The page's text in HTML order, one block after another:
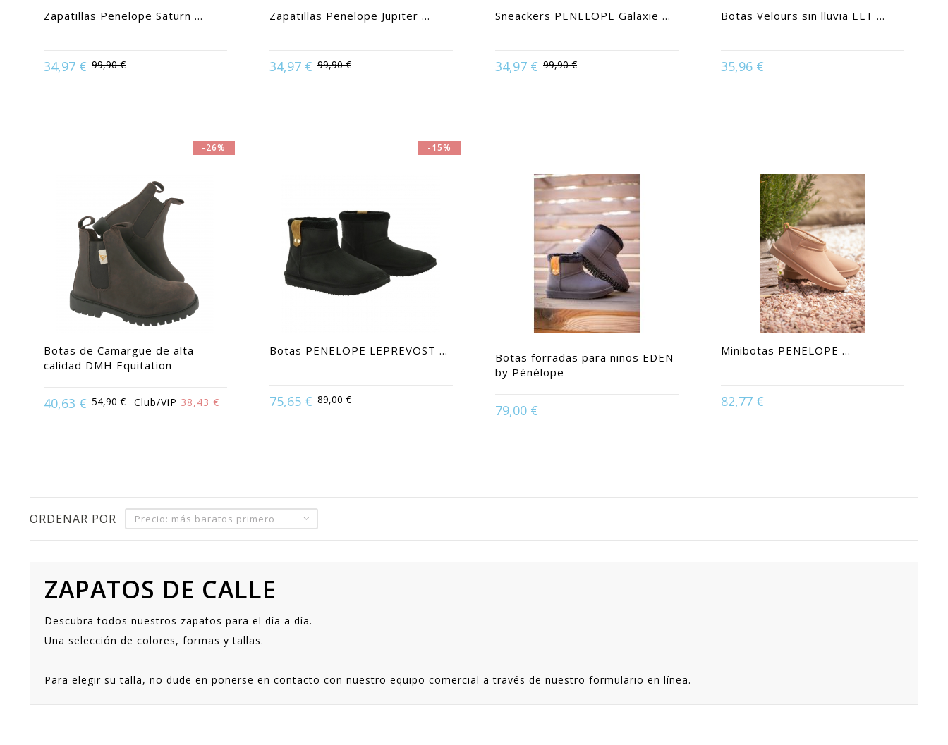
Zapatillas Penelope Saturn ...
34,97 € 99,90 €
Available in: 36 | 37 | 38 | 39 | 40 | 41
Zapatillas Penelope Jupiter ...
34,97 € 99,90 €
Available in:
Sneackers PENELOPE Galaxie ...
34,97 € 99,90 €
Available in:
Botas Velours sin lluvia ELT ...
35,96 €
Available in:
-26%
Botas de Camargue de alta
calidad DMH Equitation
40,63 € 54,90 € Club/ViP 38,43 €
-15%
Botas PENELOPE LEPREVOST ...
75,65 € 89,00 €
Available in: 36 | 37 | 38 | 39 | 40 | 41
Botas forradas para niños EDEN
by Pénélope
79,00 €Available in:
Minibotas PENELOPE ...
82,77 €
Available in:
ORDENAR POR Precio: más baratos primero
ZAPATOS DE CALLE
Descubra todos nuestros zapatos para el día a día.
Una selección de colores, formas y tallas.
Para elegir su talla, no dude en ponerse en contacto con nuestro equipo comercial a través de nuestro formulario en línea.